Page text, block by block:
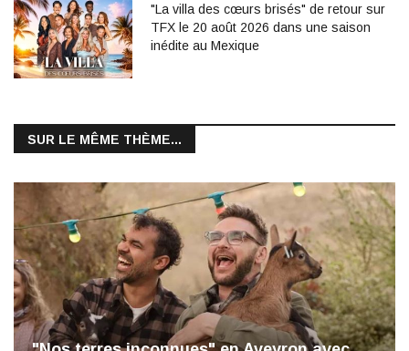
"La villa des cœurs brisés" de retour sur
TFX le 20 août 2026 dans une saison
inédite au Mexique
SUR LE MÊME THÈME...